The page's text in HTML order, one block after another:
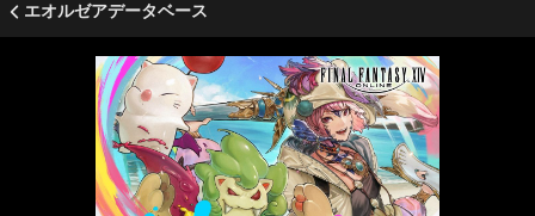
エオルゼアデータベース